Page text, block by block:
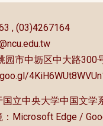
, (03)4267164
园市中坜区中大路300
立中央大学中国文学
Microsoft Edge /